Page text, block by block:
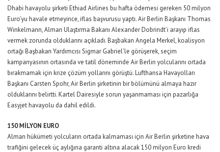
Dhabi havayolu şirketi Ethiad Airlines bu hafta ödemesi gereken 50 milyon
Euro’yu havale etmeyince, iflas başvurusu yaptı. Air Berlin Başkanı Thomas
Winkelmann, Alman Ulaştırma Bakanı Alexander Dobrindt’i arayıp iflas
vermek zorunda olduklarını açıkladı. Başbakan Angela Merkel, koalisyon
ortağı Başbakan Yardımcısı Sigmar Gabriel’le görüşerek, seçim
kampanyasının ortasında ve tatil döneminde Air Berlin yolcularını ortada
bırakmamak için krize çözüm yollarını görüştü. Lufthansa Havayolları
Başkanı Carsten Spohr, Air Berlin şirketinin bir bölümünü almaya hazır
olduklarını belirtti. Kartel Dairesiyle sorun yaşanmaması için pazarlığa
Easyjet havayolu da dahil edildi.
150 MİLYON EURO
Alman hükümeti yolcuların ortada kalmaması için Air Berlin şirketine hava
trafiğini gelecek üç aylığına garanti altına alacak 150 milyon Euro kredi